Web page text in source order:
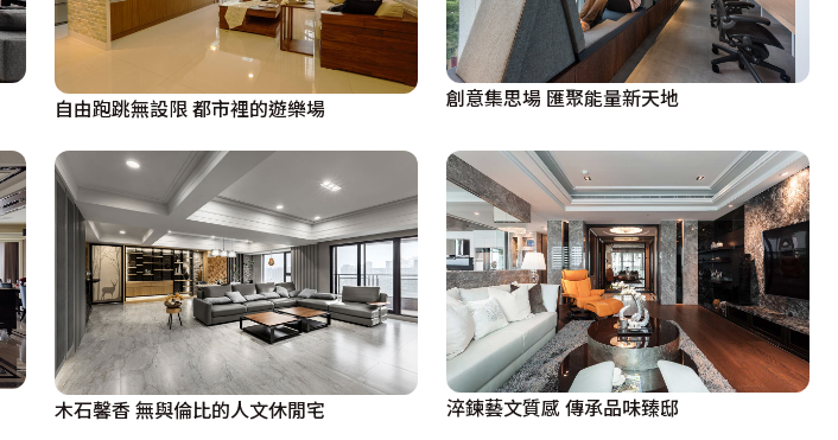
自由跑跳無設限 都市裡的遊樂場 創意集思場 匯聚能量新天地
木石馨香 無與倫比的人文休閒宅 淬鍊藝文質感 傳承品味臻邸